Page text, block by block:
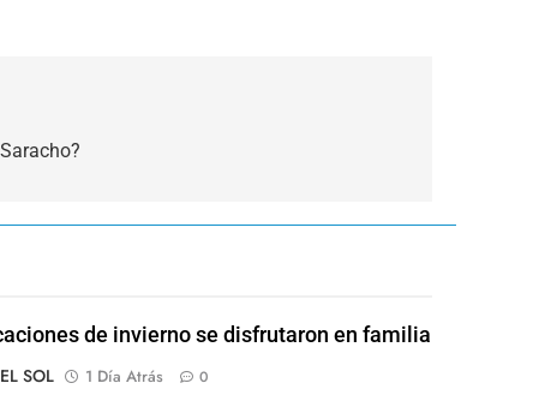
de invierno se disfrutaron en familia
SOL
1 Día Atrás 0